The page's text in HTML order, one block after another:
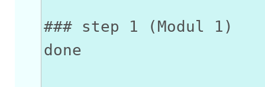
### step 1 (Modul 1)
done